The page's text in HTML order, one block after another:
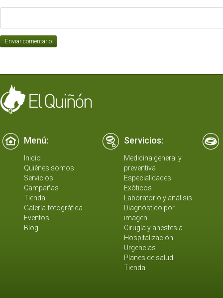
Menú: Servicios:
Inicio
Quiénes somos
Servicios
Campañas
Tienda
Galería fotográfica
Eventos
Blog
Medicina general y
preventiva
Especialidades
Exóticos
Laboratorio y análisis
Diagnóstico por
imagen
Cirugía y anestesia
Hospitalización
Urgencias
Planes de salud
Tienda